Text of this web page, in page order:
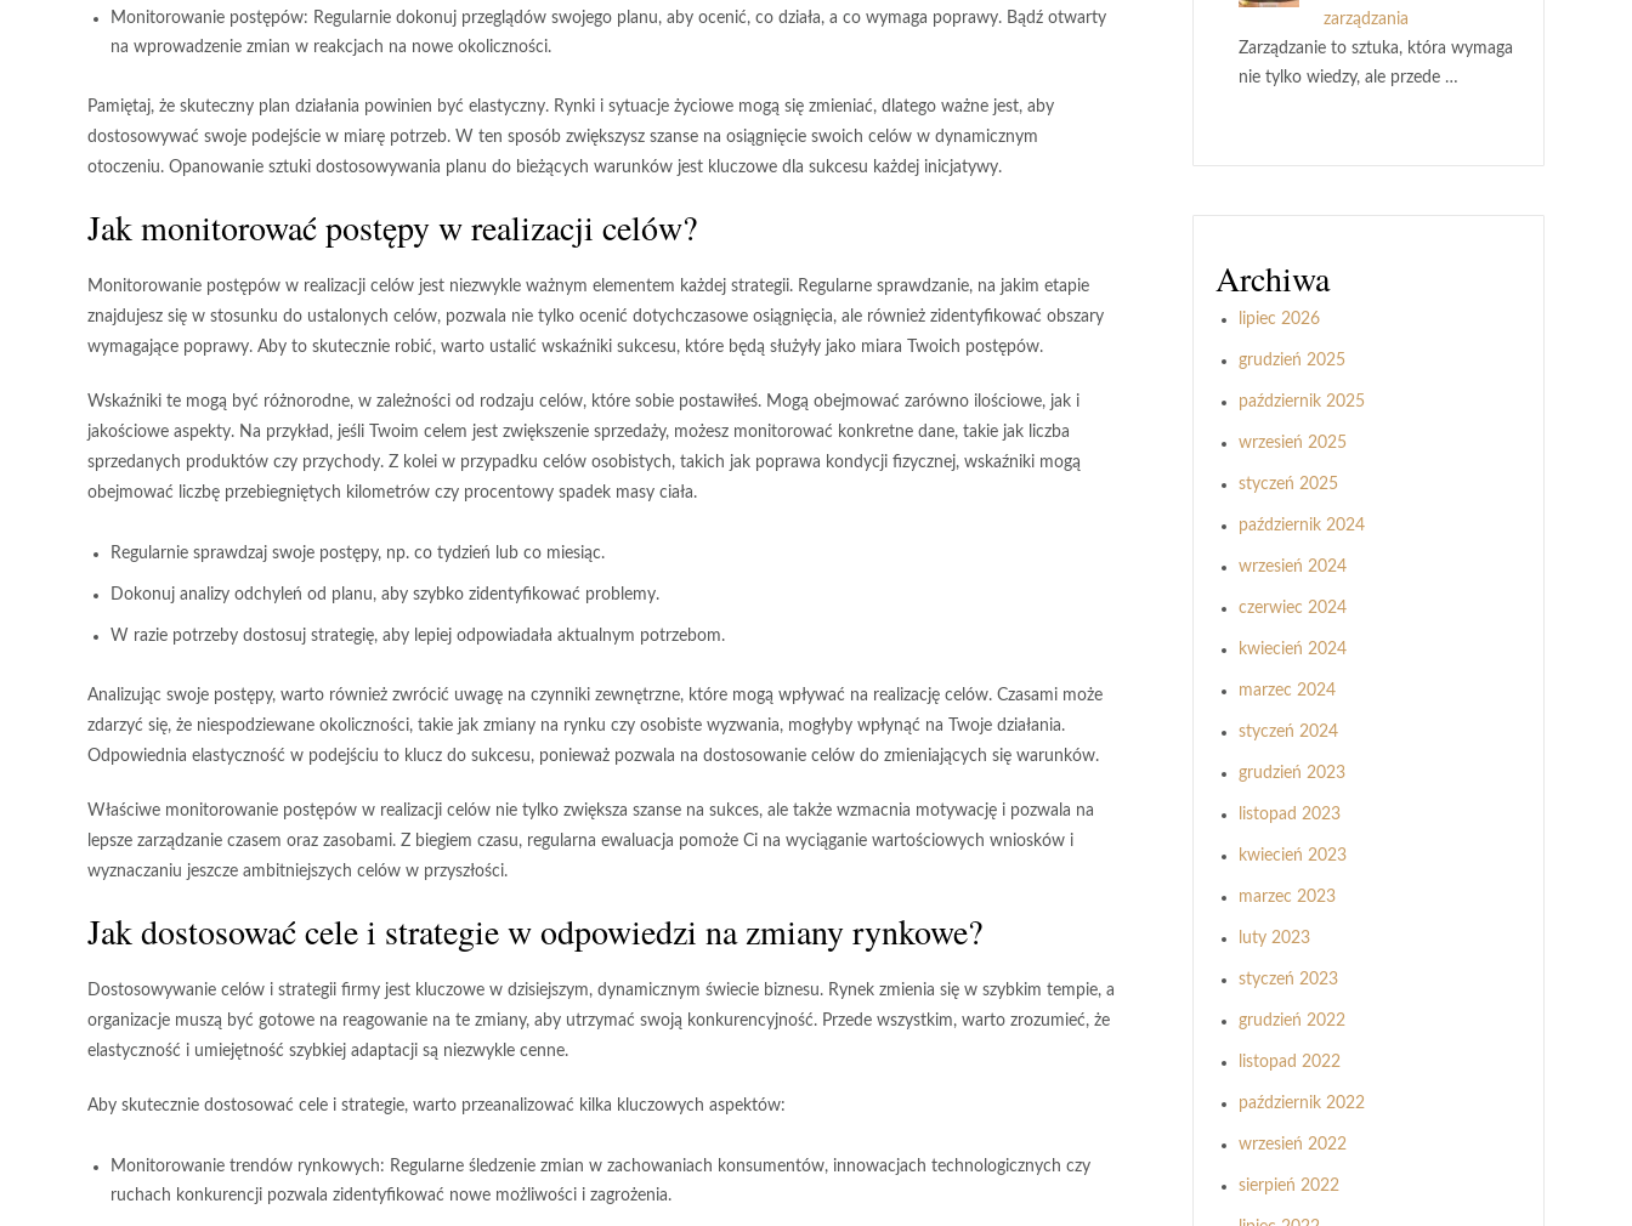
Monitorowanie postępów: Regularnie dokonuj przeglądów swojego planu, aby ocenić, co działa, a co wymaga poprawy. Bądź otwarty
na wprowadzenie zmian w reakcjach na nowe okoliczności.
Pamiętaj, że skuteczny plan działania powinien być elastyczny. Rynki i sytuacje życiowe mogą się zmieniać, dlatego ważne jest, aby
dostosowywać swoje podejście w miarę potrzeb. W ten sposób zwiększysz szanse na osiągnięcie swoich celów w dynamicznym
otoczeniu. Opanowanie sztuki dostosowywania planu do bieżących warunków jest kluczowe dla sukcesu każdej inicjatywy.
Jak monitorować postępy w realizacji celów?
Monitorowanie postępów w realizacji celów jest niezwykle ważnym elementem każdej strategii. Regularne sprawdzanie, na jakim etapie
znajdujesz się w stosunku do ustalonych celów, pozwala nie tylko ocenić dotychczasowe osiągnięcia, ale również zidentyfikować obszary
wymagające poprawy. Aby to skutecznie robić, warto ustalić wskaźniki sukcesu, które będą służyły jako miara Twoich postępów.
Wskaźniki te mogą być różnorodne, w zależności od rodzaju celów, które sobie postawiłeś. Mogą obejmować zarówno ilościowe, jak i
jakościowe aspekty. Na przykład, jeśli Twoim celem jest zwiększenie sprzedaży, możesz monitorować konkretne dane, takie jak liczba
sprzedanych produktów czy przychody. Z kolei w przypadku celów osobistych, takich jak poprawa kondycji fizycznej, wskaźniki mogą
obejmować liczbę przebiegniętych kilometrów czy procentowy spadek masy ciała.
Regularnie sprawdzaj swoje postępy, np. co tydzień lub co miesiąc.
Dokonuj analizy odchyleń od planu, aby szybko zidentyfikować problemy.
W razie potrzeby dostosuj strategię, aby lepiej odpowiadała aktualnym potrzebom.
Analizując swoje postępy, warto również zwrócić uwagę na czynniki zewnętrzne, które mogą wpływać na realizację celów. Czasami może
zdarzyć się, że niespodziewane okoliczności, takie jak zmiany na rynku czy osobiste wyzwania, mogłyby wpłynąć na Twoje działania.
Odpowiednia elastyczność w podejściu to klucz do sukcesu, ponieważ pozwala na dostosowanie celów do zmieniających się warunków.
Właściwe monitorowanie postępów w realizacji celów nie tylko zwiększa szanse na sukces, ale także wzmacnia motywację i pozwala na
lepsze zarządzanie czasem oraz zasobami. Z biegiem czasu, regularna ewaluacja pomoże Ci na wyciąganie wartościowych wniosków i
wyznaczaniu jeszcze ambitniejszych celów w przyszłości.
Jak dostosować cele i strategie w odpowiedzi na zmiany rynkowe?
Dostosowywanie celów i strategii firmy jest kluczowe w dzisiejszym, dynamicznym świecie biznesu. Rynek zmienia się w szybkim tempie, a
organizacje muszą być gotowe na reagowanie na te zmiany, aby utrzymać swoją konkurencyjność. Przede wszystkim, warto zrozumieć, że
elastyczność i umiejętność szybkiej adaptacji są niezwykle cenne.
Aby skutecznie dostosować cele i strategie, warto przeanalizować kilka kluczowych aspektów:
Monitorowanie trendów rynkowych: Regularne śledzenie zmian w zachowaniach konsumentów, innowacjach technologicznych czy
ruchach konkurencji pozwala zidentyfikować nowe możliwości i zagrożenia.
zarządzania
Zarządzanie to sztuka, która wymaga
nie tylko wiedzy, ale przede …
Archiwa
lipiec 2026
grudzień 2025
październik 2025
wrzesień 2025
styczeń 2025
październik 2024
wrzesień 2024
czerwiec 2024
kwiecień 2024
marzec 2024
styczeń 2024
grudzień 2023
listopad 2023
kwiecień 2023
marzec 2023
luty 2023
styczeń 2023
grudzień 2022
listopad 2022
październik 2022
wrzesień 2022
sierpień 2022